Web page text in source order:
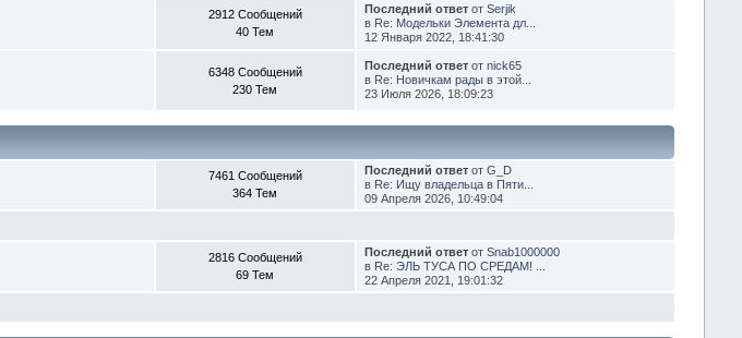
2912 Сообщений
40 Тем
Последний ответ отSerjik
в Re: Модельки Элемента дл...
12 Января 2022, 18:41:30
6348 Сообщений
230 Тем
Последний ответ отnick65
в Re: Новичкам рады в этой...
23 Июля 2026, 18:09:23
7461 Сообщений
364 Тем
Последний ответ отG_D
в Re: Ищу владельца в Пяти...
09 Апреля 2026, 10:49:04
2816 Сообщений
69 Тем
Последний ответ отSnab1000000
в Re: ЭЛЬ ТУСА ПО СРЕДАМ! ...
22 Апреля 2021, 19:01:32